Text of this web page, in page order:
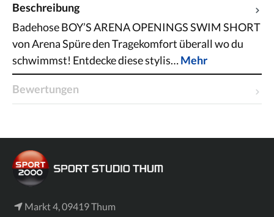
Beschreibung
Badehose BOY’S ARENA OPENINGS SWIM SHORT
von Arena Spüre den Tragekomfort überall wo du
schwimmst! Entdecke diese stylis…Mehr
Bewertungen
Markt 4, 09419 Thum